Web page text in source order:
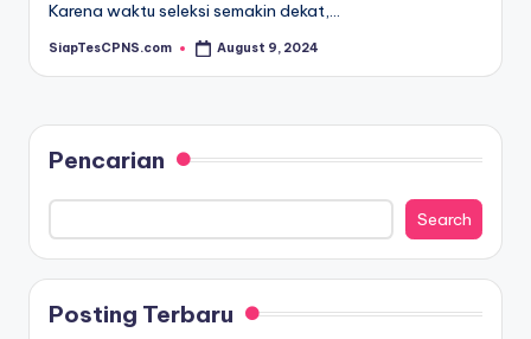
Karena waktu seleksi semakin dekat,…
Posted
SiapTesCPNS.com August 9, 2024
Pencarian
Search
Posting Terbaru